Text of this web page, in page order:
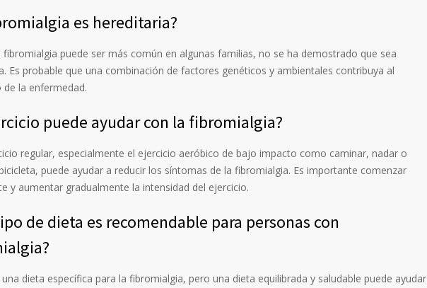
es hereditaria?
fibromialgia puede ser más común en algunas familias, no se ha demostrado que sea
Es probable que una combinación de factores genéticos y ambientales contribuya al
de la enfermedad.
puede ayudar con la fibromialgia?
regular, especialmente el ejercicio aeróbico de bajo impacto como caminar, nadar o
puede ayudar a reducir los síntomas de la fibromialgia. Es importante comenzar
y aumentar gradualmente la intensidad del ejercicio.
de dieta es recomendable para personas con
dieta específica para la fibromialgia, pero una dieta equilibrada y saludable puede ayudar